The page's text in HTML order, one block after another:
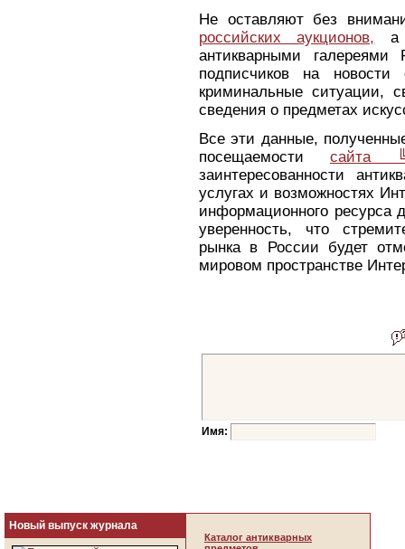
Не оставляют без
российских аукционов, а
антикварными
подписчиков на
криминальные ситуации,
сведения о предметах
Все эти данные,
посещаемости сайта
заинтересованности
услугах и возможностях
информационного ресурса
уверенность, что
рынка в России будет
мировом пространстве
Имя:
Новый выпуск журнала
Каталог антикварных